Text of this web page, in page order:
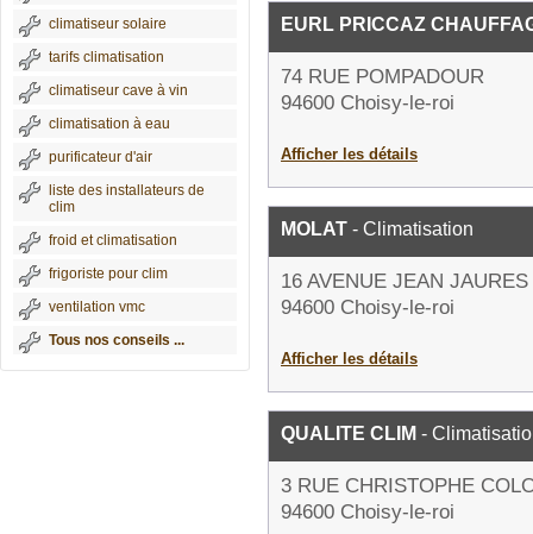
climatiseur solaire
tarifs climatisation
climatiseur cave à vin
climatisation à eau
purificateur d'air
liste des installateurs de
clim
froid et climatisation
frigoriste pour clim
ventilation vmc
Tous nos conseils ...
EURL PRICCAZ
74 RUE POMPADOUR
94600 Choisy-le-roi
Afficher les détails
MOLAT - Climatisation
16 AVENUE JEAN JAURES
94600 Choisy-le-roi
Afficher les détails
QUALITE CLIM -
3 RUE CHRISTOPHE
94600 Choisy-le-roi